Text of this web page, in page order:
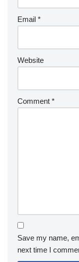
Email *
Website
Comment *
Save my name,
next time I